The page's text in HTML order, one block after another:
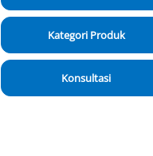
Kategori Produk
Konsultasi